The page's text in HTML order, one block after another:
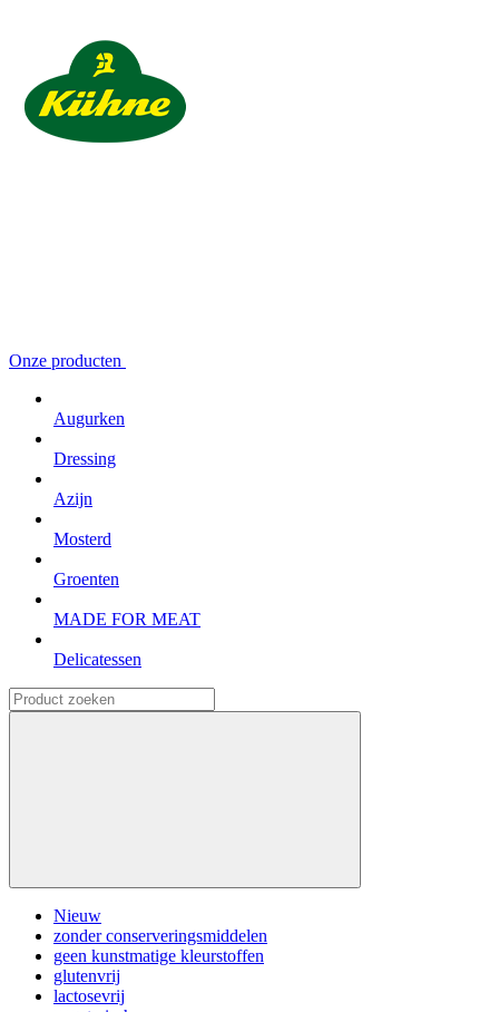
Onze producten
Augurken
Dressing
Azijn
Mosterd
Groenten
MADE FOR MEAT
Delicatessen
Nieuw
zonder conserveringsmiddelen
geen kunstmatige kleurstoffen
glutenvrij
lactosevrij